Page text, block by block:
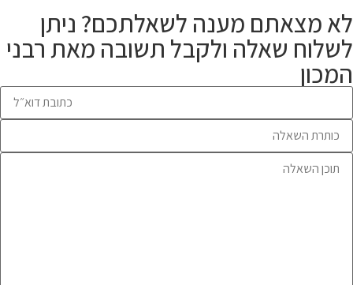
לא מצאתם מענה לשאלתכם? ניתן
לשלוח שאלה ולקבל תשובה מאת רבני
המכון